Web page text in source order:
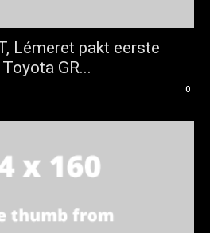
Lémeret pakt eerste
GR...
0